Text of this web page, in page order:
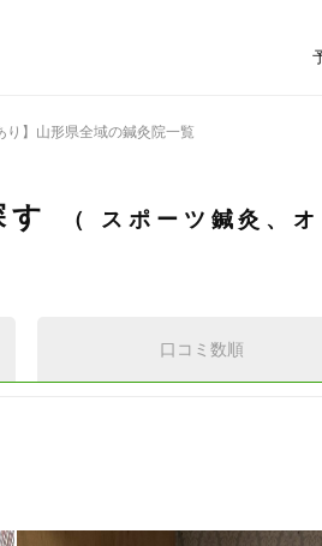
り】山形県全域の鍼灸院一覧
す スポーツ鍼灸、
口コミ数順